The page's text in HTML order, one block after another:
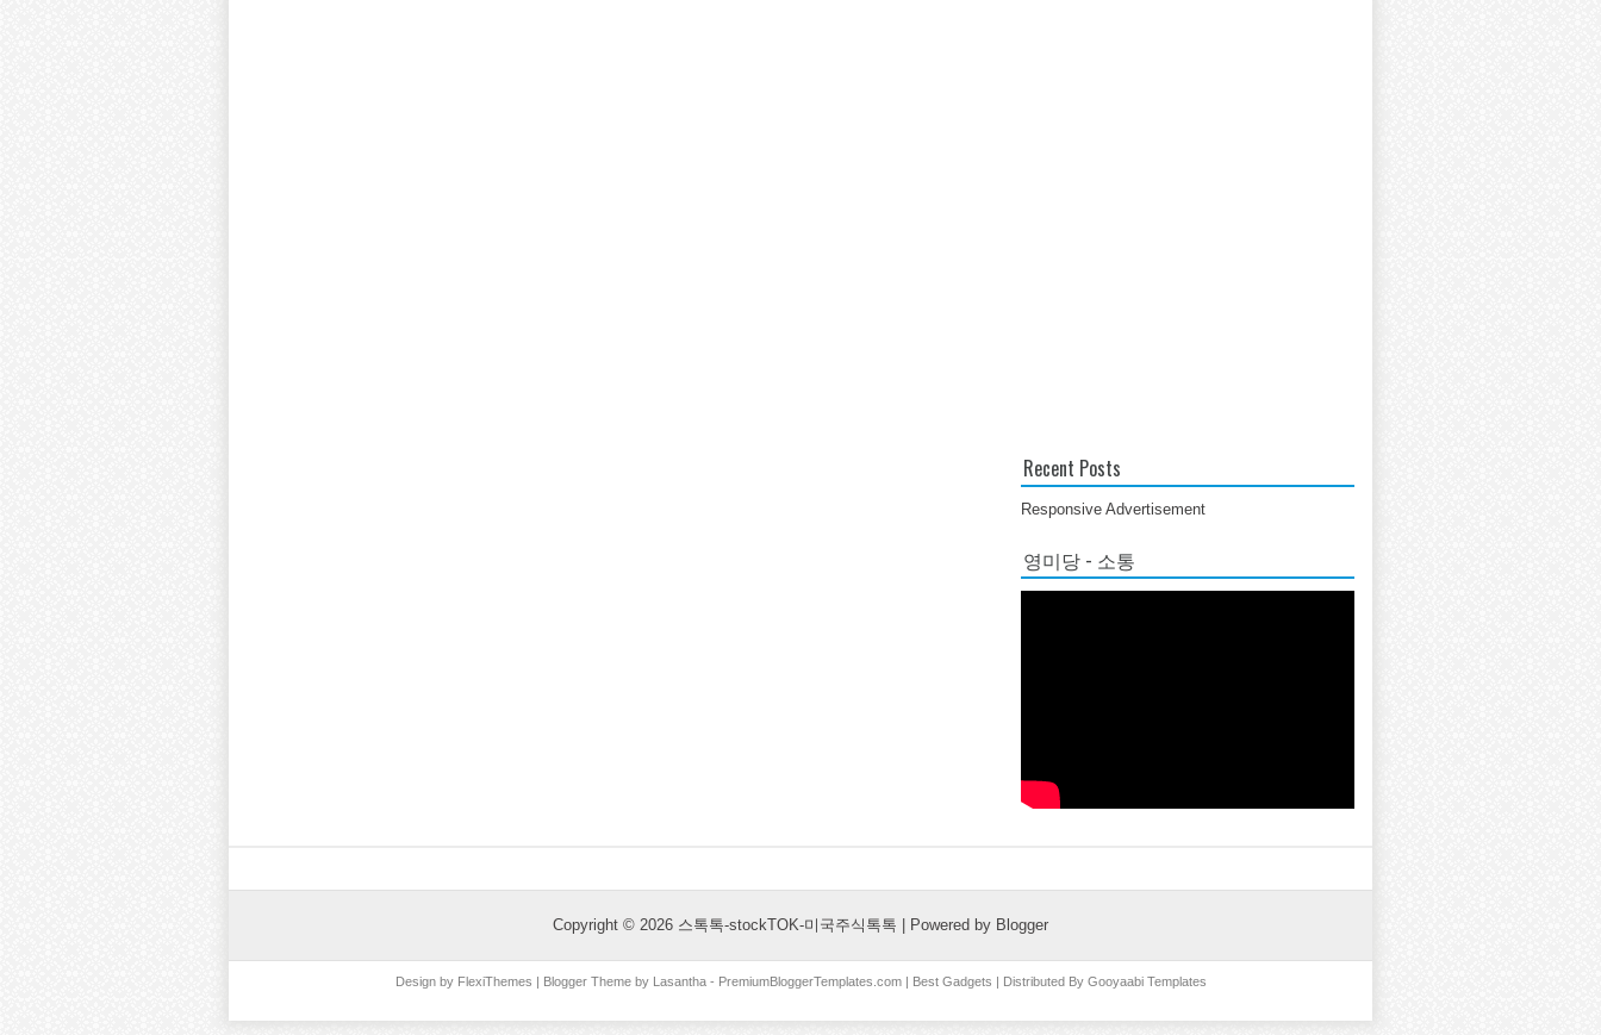
Recent Posts
Responsive Advertisement
영미당 - 소통
Copyright © 2026 스톡톡-stockTOK-미국주식톡톡 | Powered by Blogger
Design by FlexiThemes | Blogger Theme by Lasantha- PremiumBloggerTemplates.com| Best Gadgets | Distributed By Gooyaabi Templates